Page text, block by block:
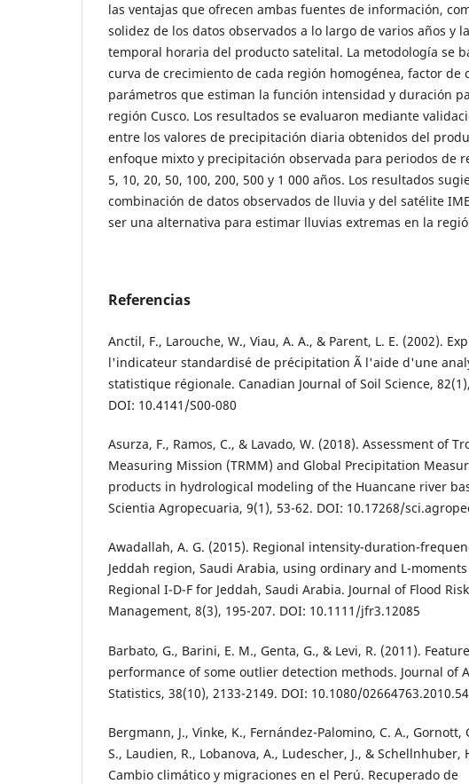
las ventajas que ofrecen ambas fuentes de información,
solidez de los datos observados a lo largo de varios años y
temporal horaria del producto satelital. La metodología se
curva de crecimiento de cada región homogénea, factor de
parámetros que estiman la función intensidad y duración
región Cusco. Los resultados se evaluaron mediante
entre los valores de precipitación diaria obtenidos del
enfoque mixto y precipitación observada para periodos de
5, 10, 20, 50, 100, 200, 500 y 1 000 años. Los resultados
combinación de datos observados de lluvia y del satélite
ser una alternativa para estimar lluvias extremas en la
Referencias
Anctil, F., Larouche, W., Viau, A. A., & Parent, L. E. (2002).
l'indicateur standardisé de précipitation Ã l'aide d'une
statistique régionale. Canadian Journal of Soil Science,
DOI: 10.4141/S00-080
Asurza, F., Ramos, C., & Lavado, W. (2018). Assessment of
Measuring Mission (TRMM) and Global Precipitation
products in hydrological modeling of the Huancane river
Scientia Agropecuaria, 9(1), 53-62. DOI: 10.17268/
Awadallah, A. G. (2015). Regional intensity-duration-
Jeddah region, Saudi Arabia, using ordinary and L-
Regional I-D-F for Jeddah, Saudi Arabia. Journal of Flood Risk
Management, 8(3), 195-207. DOI: 10.1111/jfr3.12085
Barbato, G., Barini, E. M., Genta, G., & Levi, R. (2011).
performance of some outlier detection methods. Journal of
Statistics, 38(10), 2133-2149. DOI: 10.1080/
Bergmann, J., Vinke, K., Fernández-Palomino, C. A., Gornott,
S., Laudien, R., Lobanova, A., Ludescher, J., & Schellnhuber,
Cambio climático y migraciones en el Perú. Recuperado de